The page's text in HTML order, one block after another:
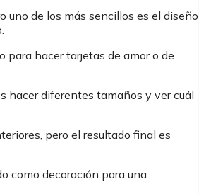
uno de los más sencillos es el diseño
para hacer tarjetas de amor o de
hacer diferentes tamaños y ver cuál
pero el resultado final es
como decoración para una